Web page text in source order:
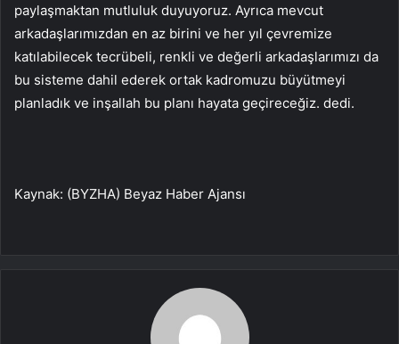
paylaşmaktan mutluluk duyuyoruz. Ayrıca mevcut
arkadaşlarımızdan en az birini ve her yıl çevremize
katılabilecek tecrübeli, renkli ve değerli arkadaşlarımızı da
bu sisteme dahil ederek ortak kadromuzu büyütmeyi
planladık ve inşallah bu planı hayata geçireceğiz. dedi.
Kaynak: (BYZHA) Beyaz Haber Ajansı